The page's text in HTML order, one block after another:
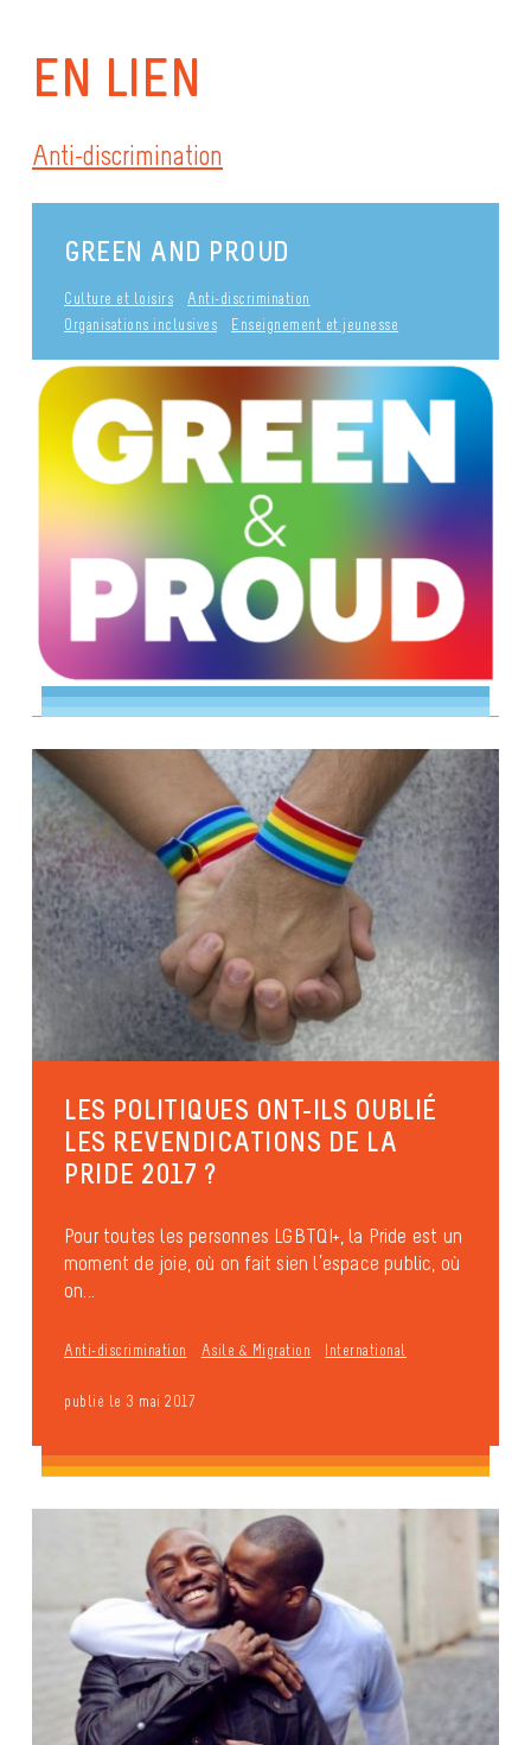
EN LIEN
Anti-discrimination
GREEN AND PROUD
Culture et loisirs
Anti-discrimination
Organisations inclusives
Enseignement et jeunesse
LES POLITIQUES ONT-ILS OUBLIÉ
LES REVENDICATIONS DE LA
PRIDE 2017 ?
Pour toutes les personnes LGBTQI+, la Pride est un
moment de joie, où on fait sien l’espace public, où
on...
Anti-discrimination Asile & Migration International
publié le 3 mai 2017